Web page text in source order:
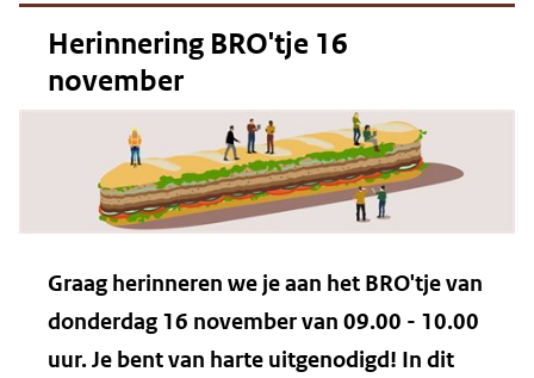
Herinnering BRO'tje 16
november
Graag herinneren we je aan het BRO'tje van
donderdag 16 november van 09.00 - 10.00
uur. Je bent van harte uitgenodigd! In dit